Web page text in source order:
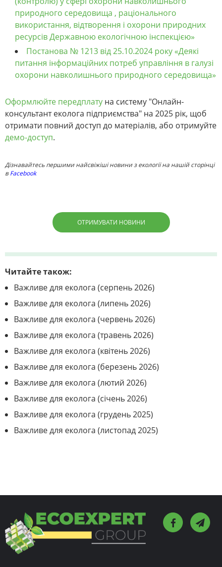
природного середовища , раціонального
використання, відтворення і охорони природних
ресурсів Державною екологічною інспекцією»
Постанова № 1213 від 25.10.2024 року «Деякі
питання інформаційних потреб управління в галузі
охорони навколишнього природного середовища»
Оформлюйте передплату на систему "Онлайн-
консультант еколога підприємства" на 2025 рік, щоб
отримати повний доступ до матеріалів, або отримуйте
демо-доступ.
Дізнавайтесь першими найсвіжіші новини з екології на нашій сторінці
вFacebook
ОТРИМУВАТИ НОВИНИ
Читайте також:
Важливе для еколога (серпень 2026)
Важливе для еколога (липень 2026)
Важливе для еколога (червень 2026)
Важливе для еколога (травень 2026)
Важливе для еколога (квітень 2026)
Важливе для еколога (березень 2026)
Важливе для еколога (лютий 2026)
Важливе для еколога (січень 2026)
Важливе для еколога (грудень 2025)
Важливе для еколога (листопад 2025)